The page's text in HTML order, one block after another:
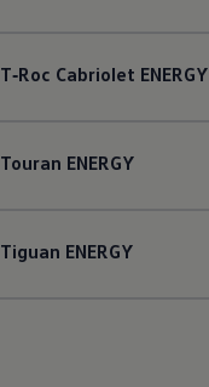
T‑Roc Cabriolet ENERGY
Touran ENERGY
Tiguan ENERGY